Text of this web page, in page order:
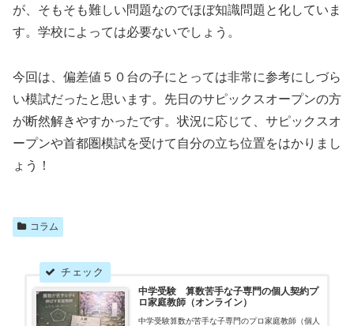
が、そもそも難しい問題なのでほぼ知識問題と化していま
す。学校によっては必要ないでしょう。
今回は、偏差値５０台の子にとっては非常に参考にしづら
い模試だったと思います。先日のサピックスオープンの方
が断然解きやすかったです。状況に応じて、サピックスオ
ープンや首都圏模試を受けて自分の立ち位置をはかりまし
ょう！
コラム
中学受験 算数苦手な子専門の個人契約プ
ロ家庭教師（オンライン）
中学受験算数が苦手な子専門のプロ家庭教師（個人